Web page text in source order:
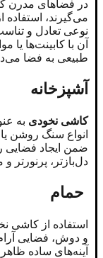
در فضاهای مدرن
می‌گیرند،
نوعی تعادل و
آن با کابینت‌ها
طبیعی به فضا
آشپزخانه
کاشی نخودی به‌
انواع سنگ روشن
ضمن ایجاد فضایی
دل‌بازتر، پرنورتر
حمام
استفاده از کاشی
و دوش، فضایی
آینه‌های ساده